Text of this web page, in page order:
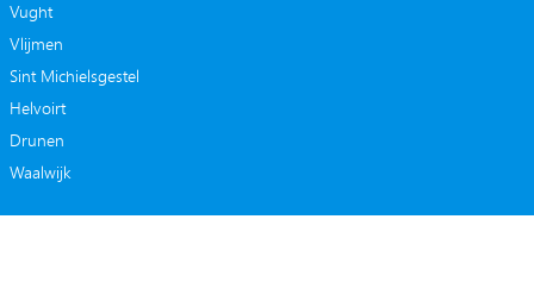
Vught
Vlijmen
Sint Michielsgestel
Helvoirt
Drunen
Waalwijk